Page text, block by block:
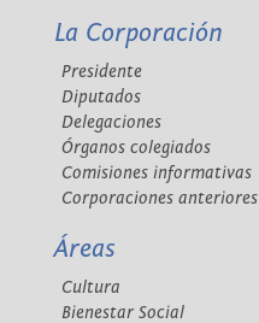
La Corporación
Presidente
Diputados
Delegaciones
Órganos colegiados
Comisiones informativas
Corporaciones anteriores
Áreas
Cultura
Bienestar Social